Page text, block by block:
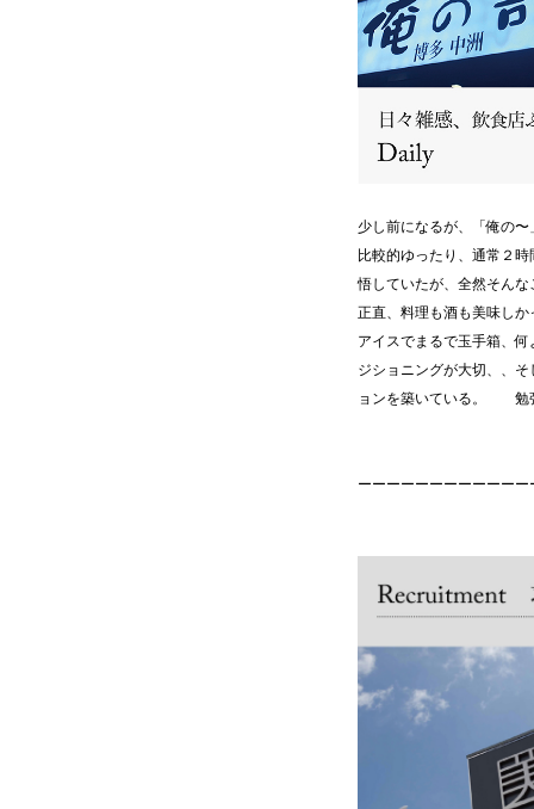
少し前になるが、「俺の
比較的ゆったり、通常２
悟していたが、全然そん
正直、料理も酒も美味し
アイスでまるで玉手箱、
ジショニングが大切、、
ョンを築いている。 勉
ーーーーーーーーーーー